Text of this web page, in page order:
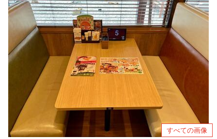
すべての画像